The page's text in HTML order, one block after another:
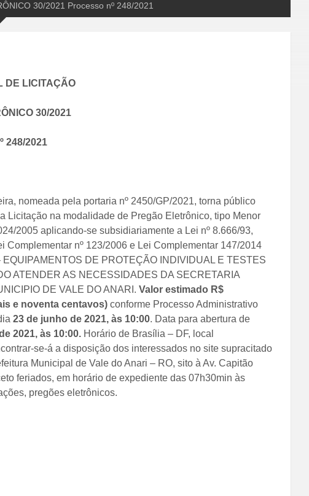
30/2021 Processo nº 248/2021
DE LICITAÇÃO
30/2021
248/2021
nomeada pela portaria nº 2450/GP/2021, torna público
Licitação na modalidade de Pregão Eletrônico, tipo Menor
2005 aplicando-se subsidiariamente a Lei nº 8.666/93,
nº 123/2006 e Lei Complementar 147/2014
DE PROTEÇÃO INDIVIDUAL E TESTES
ATENDER AS NECESSIDADES DA SECRETARIA
DE VALE DO ANARI. Valor estimado R$
e noventa centavos)conforme Processo Administrativo
23 de junho de 2021, às 10:00. Data para abertura de
2021, às 10:00.Horário de Brasília – DF, local
se-á a disposição dos interessados no site supracitado
Municipal de Vale do Anari – RO, sito à Av. Capitão
feriados, em horário de expediente das 07h30min às
pregões eletrônicos.